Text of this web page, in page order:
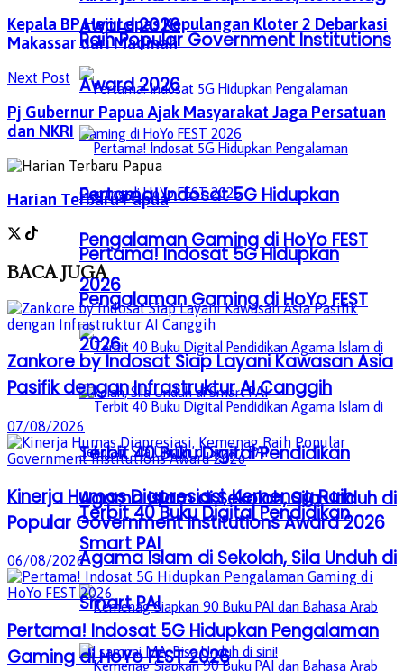
Award 2026
Pertama! Indosat 5G Hidupkan
Pengalaman Gaming di HoYo FEST
2026
Terbit 40 Buku Digital Pendidikan
Agama Islam di Sekolah, Sila Unduh di
Smart PAI
Raih Popular Government Institutions
Award 2026
Pertama! Indosat 5G Hidupkan
Pengalaman Gaming di HoYo FEST
2026
Terbit 40 Buku Digital Pendidikan
Agama Islam di Sekolah, Sila Unduh di
Smart PAI
Kepala BP Haji Lepas Kepulangan Kloter 2 Debarkasi
Makassar dari Madinah
Next Post
Pj Gubernur Papua Ajak Masyarakat Jaga Persatuan
dan NKRI
Harian Terbaru Papua
BACAJUGA
Zankore by Indosat Siap Layani Kawasan Asia
Pasifik dengan Infrastruktur AI Canggih
07/08/2026
Kinerja Humas Diapresiasi, Kemenag Raih
Popular Government Institutions Award 2026
06/08/2026
Pertama! Indosat 5G Hidupkan Pengalaman
Gaming di HoYo FEST 2026